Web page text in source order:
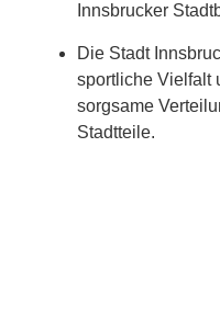
Innsbrucker
Die Stadt
sportliche Vielfalt
sorgsame
Stadtteile.